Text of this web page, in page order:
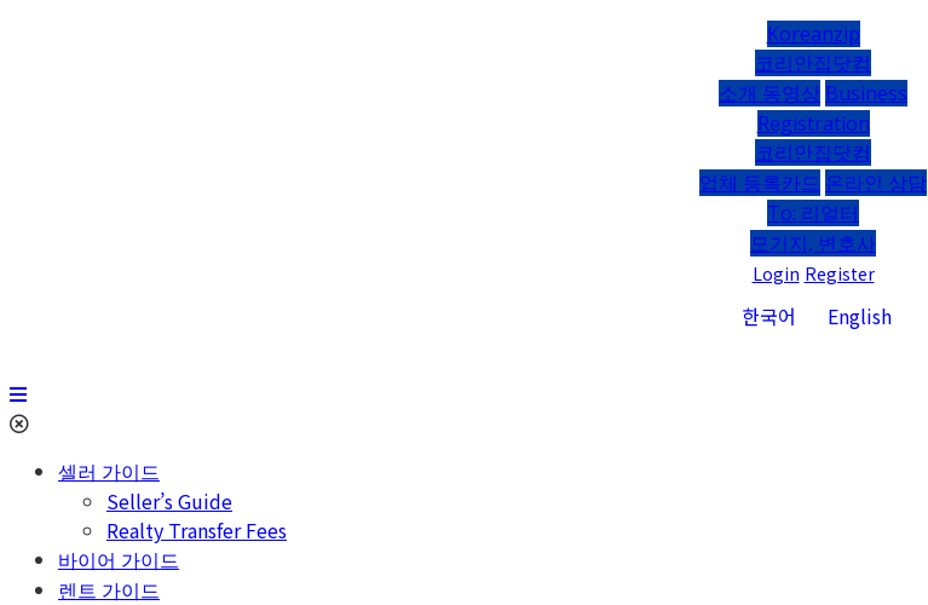
Koreanzip
코리안집닷컴
소개 동영상 Business
Registration
코리안집닷컴
업체 등록카드 온라인 상담
To: 리얼터
모기지, 변호사
Login Register
한국어 English
셀러 가이드
Seller’s Guide
Realty Transfer Fees
바이어 가이드
렌트 가이드